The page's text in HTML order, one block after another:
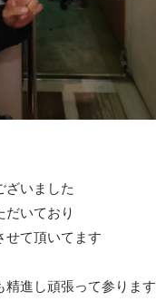
ざいました
だいており
せて頂いてます
進し頑張って参ります